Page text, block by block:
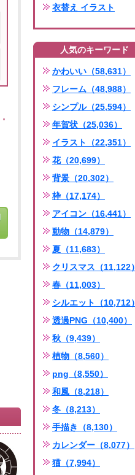
衣替え イラスト
人気のキーワード
かわいい（58,631）
フレーム（48,988）
シンプル（25,594）
年賀状（25,036）
イラスト（22,351）
花（20,699）
背景（20,302）
枠（17,174）
アイコン（16,441）
動物（14,879）
夏（11,683）
クリスマス（11,122）
春（11,003）
シルエット（10,712）
透過PNG（10,400）
秋（9,439）
植物（8,560）
png（8,550）
和風（8,218）
冬（8,213）
手描き（8,130）
カレンダー（8,077）
猫（7,994）